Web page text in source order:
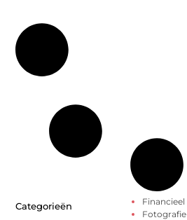
Categorieën
Financieel
Fotografie